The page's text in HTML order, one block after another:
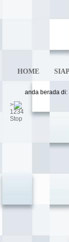
HOME
anda berada di:
><
1234
Stop